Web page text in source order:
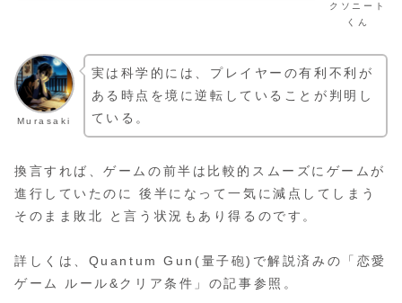
クソニート
くん
Murasaki
実は科学的には、プレイヤーの有利不利が
ある時点を境に逆転していることが判明し
ている。
換言すれば、ゲームの前半は比較的スムーズにゲームが
進行していたのに 後半になって一気に減点してしまう
そのまま敗北 と言う状況もあり得るのです。
詳しくは、Quantum Gun(量子砲)で解説済みの「恋愛
ゲーム ルール&クリア条件」の記事参照。